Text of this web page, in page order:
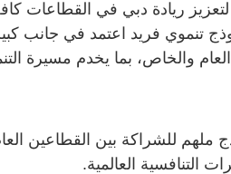
لتعزيز ريادة دبي في القطاعات
تنموي فريد اعتمد في جانب
والخاص، بما يخدم مسيرة
للشراكة بين القطاعين
التنافسية العالمية.